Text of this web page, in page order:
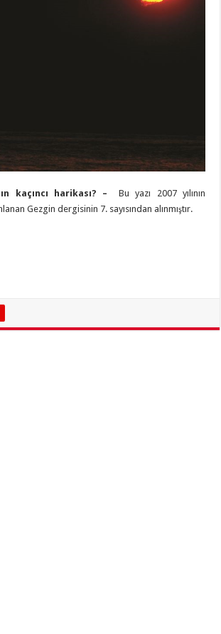
kaçıncı harikası? –
Bu yazı 2007 yılının
Gezgin dergisinin 7. sayısından alınmıştır.